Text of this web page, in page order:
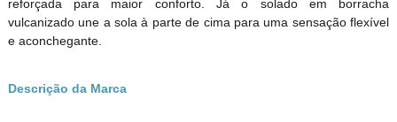
reforçada para maior conforto. Já o solado em borracha
vulcanizado une a sola à parte de cima para uma sensação flexível
e aconchegante.
Descrição da Marca